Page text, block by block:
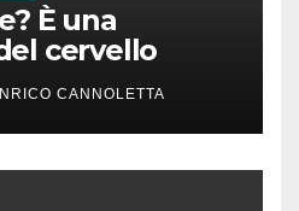
È una
cervello
CANNOLETTA